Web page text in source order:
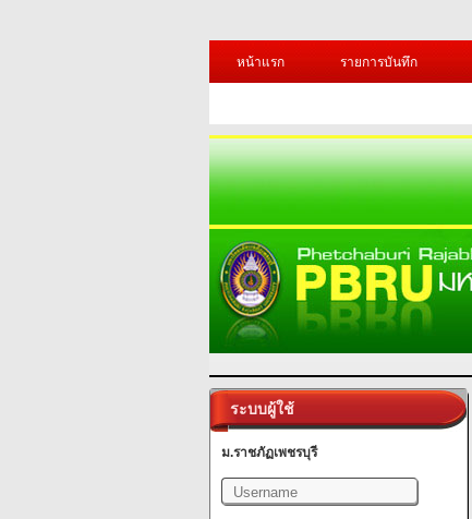
หน้าแรก
รายการบันทึก
ระบบผู้ใช้
ม.ราชภัฏเพชรบุรี